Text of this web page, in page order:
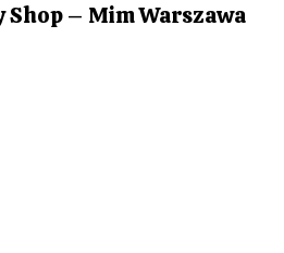
Shop – Mim Warszawa